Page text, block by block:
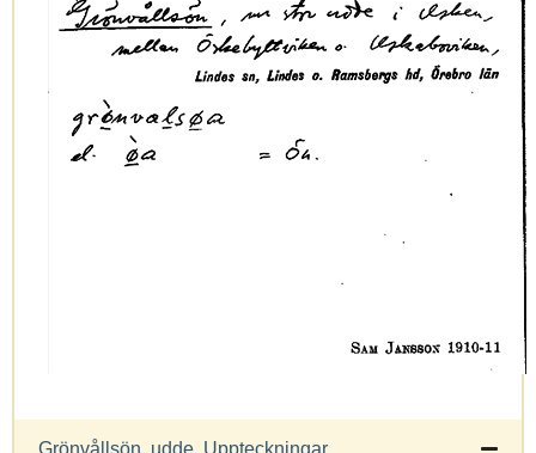
Grönvållsön, udde, Uppteckningar